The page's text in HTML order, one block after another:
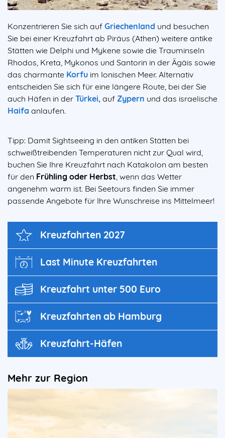
Konzentrieren Sie sich auf Griechenland und besuchen
Sie bei einer Kreuzfahrt ab Piräus (Athen) weitere antike
Stätten wie Delphi und Mykene sowie die Trauminseln
Rhodos, Kreta, Mykonos und Santorin in der Ägäis sowie
das charmante Korfu im Ionischen Meer. Alternativ
entscheiden Sie sich für eine längere Route, bei der Sie
auch Häfen in der Türkei, auf Zypern und das israelische
Haifa anlaufen.
Tipp: Damit Sightseeing in den antiken Stätten bei
schweißtreibenden Temperaturen nicht zur Qual wird,
buchen Sie Ihre Kreuzfahrt nach Katakolon am besten
für den Frühling oder Herbst, wenn das Wetter
angenehm warm ist. Bei Seetours finden Sie immer
passende Angebote für Ihre Wunschreise ins Mittelmeer!
Kreuz­fahrten 2027
Last Minute Kreuzfahrten
Kreuzfahrt unter 500 Euro
Kreuzfahrten ab Hamburg
Kreuzfahrt-Häfen
Mehr zur Region